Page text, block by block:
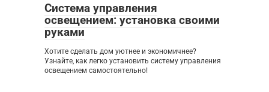
Система управления
освещением: установка своими
руками
Хотите сделать дом уютнее и экономичнее?
Узнайте, как легко установить систему управления
освещением самостоятельно!